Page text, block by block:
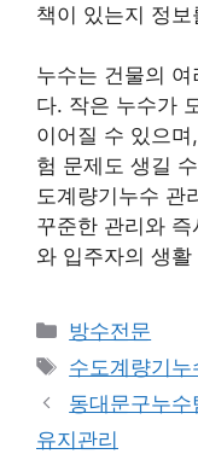
책이 있는지 정
누수는 건물의
다. 작은 누수가
이어질 수 있으
험 문제도 생길
도계량기누수 관
꾸준한 관리와
와 입주자의 생
카
테
리
방수전문
태
그
수도계량기누
동대문구누
유지관리